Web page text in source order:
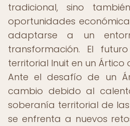
tradicional, sino
oportunidades
adaptarse a un
transformación. El
territorial Inuit en un
Ante el desafío de un
cambio debido al
soberanía territorial de
se enfrenta a nuevos